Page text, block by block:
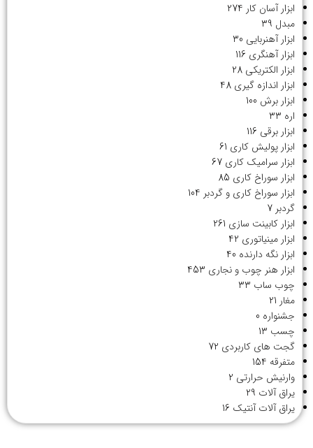
ابزار آسان کار 274
مبدل 39
ابزار آهنربایی 30
ابزار آهنگری 116
ابزار الکتریکی 28
ابزار اندازه گیری 48
ابزار برش 100
اره 33
ابزار برقی 116
ابزار پولیش کاری 61
ابزار سرامیک کاری 67
ابزار سوراخ کاری 85
ابزار سوراخ کاری و گردبر 104
گردبر 7
ابزار کابینت سازی 261
ابزار مینیاتوری 42
ابزار نگه دارنده 40
ابزار هنر چوب و نجاری 453
چوب ساب 33
مغار 21
جشنواره 0
چسب 13
گجت های کاربردی 72
متفرقه 154
وارنیش حرارتی 2
یراق آلات 29
یراق آلات آنتیک 16